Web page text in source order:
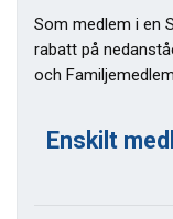
Som medlem i en
rabatt på
och
Enskilt